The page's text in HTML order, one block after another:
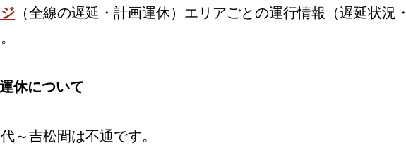
（全線の遅延・計画運休）エリアごとの運行情報（遅延状況
休について
～吉松間は不通です。